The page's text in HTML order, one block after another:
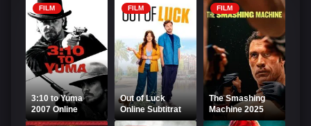
FILM
3:10 to Yuma
2007 Online
Subtitrat
FILM
Out of Luck
Online Subtitrat
FILM
The Smashing
Machine 2025
Online Subtitrat